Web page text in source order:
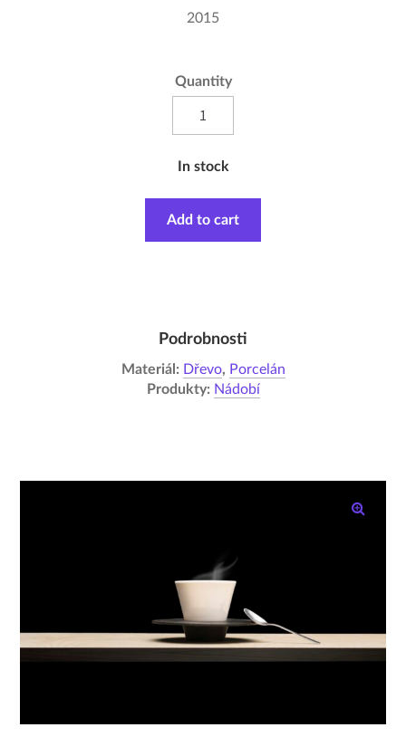
2015
Quantity
In stock
Add to cart
Podrobnosti
Materiál: Dřevo, Porcelán
Produkty: Nádobí